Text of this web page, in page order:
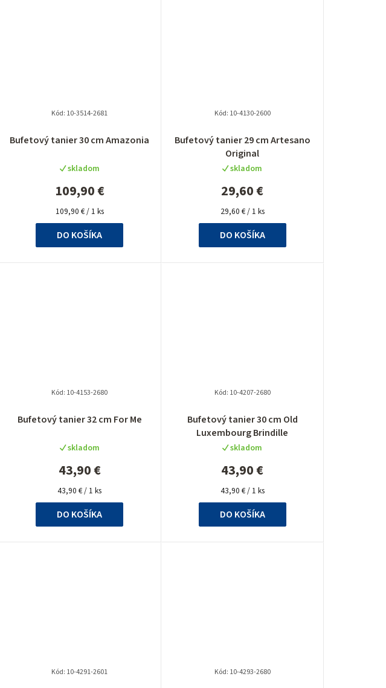
Bufetový tanier 30 cm Amazonia
skladom
109,90 €
Jednotková
cena:
109,90 € / 1 ks
DO KOŠÍKA
Kód: 10-3514-2681
Bufetový tanier 29 cm Artesano
Original
hodnotenie
produktu
je
5,0
z
5
hviezdičiek.
skladom
29,60 €
Jednotková
cena:
29,60 € / 1 ks
DO KOŠÍKA
Kód: 10-4130-2600
Bufetový tanier 32 cm For Me
skladom
43,90 €
Jednotková
cena:
43,90 € / 1 ks
DO KOŠÍKA
Kód: 10-4153-2680
Bufetový tanier 30 cm Old
Luxembourg Brindille
skladom
43,90 €
Jednotková
cena:
43,90 € / 1 ks
DO KOŠÍKA
Kód: 10-4207-2680
Kód: 10-4291-2601 Kód: 10-4293-2680